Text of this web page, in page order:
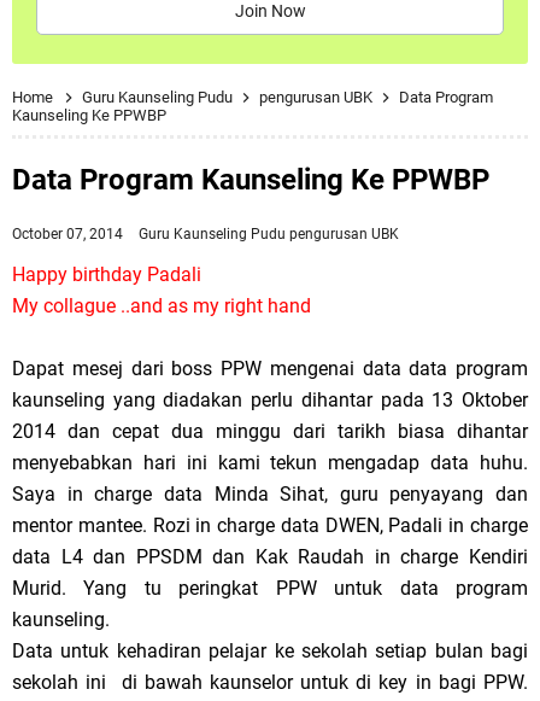
Join Now
Home Guru Kaunseling Pudu pengurusan UBK
Data Program
Kaunseling Ke PPWBP
Data Program Kaunseling Ke PPWBP
October 07, 2014 Guru Kaunseling Pudu pengurusan UBK
Happy birthday Padali
My collague ..and as my right hand
Dapat mesej dari boss PPW mengenai data data program
kaunseling yang diadakan perlu dihantar pada 13 Oktober
2014 dan cepat dua minggu dari tarikh biasa dihantar
menyebabkan hari ini kami tekun mengadap data huhu.
Saya in charge data Minda Sihat, guru penyayang dan
mentor mantee. Rozi in charge data DWEN, Padali in charge
data L4 dan PPSDM dan Kak Raudah in charge Kendiri
Murid. Yang tu peringkat PPW untuk data program
kaunseling.
Data untuk kehadiran pelajar ke sekolah setiap bulan bagi
sekolah ini di bawah kaunselor untuk di key in bagi PPW.